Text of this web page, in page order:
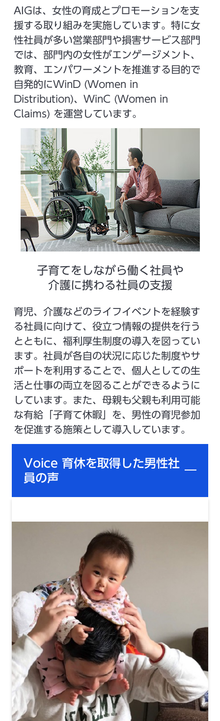
AIGは、女性の育成とプロモーションを支
援する取り組みを実施しています。特に女
性社員が多い営業部門や損害サービス部門
では、部門内の女性がエンゲージメント、
教育、エンパワーメントを推進する目的で
自発的にWinD (Women in
Distribution)、WinC (Women in
Claims) を運営しています。
子育てをしながら働く社員や
介護に携わる社員の支援
育児、介護などのライフイベントを経験す
る社員に向けて、役立つ情報の提供を行う
とともに、福利厚生制度の導入を図ってい
ます。社員が各自の状況に応じた制度やサ
ポートを利用することで、個人としての生
活と仕事の両立を図ることができるように
しています。また、母親も父親も利用可能
な有給「子育て休暇」を、男性の育児参加
を促進する施策として導入しています。
Voice 育休を取得した男性社
員の声